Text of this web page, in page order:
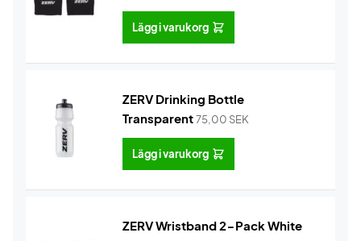
Lägg i varukorg
ZERV Drinking Bottle
Transparent75,00 SEK
Lägg i varukorg
ZERV Wristband 2-Pack White